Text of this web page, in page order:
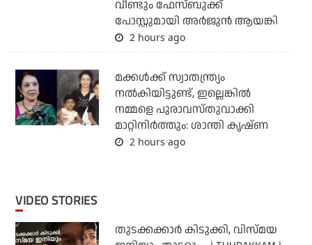
വീണ്ടും ഫേസ്ബുക്ക്
പോസ്റ്റുമായി അര്‍ജുന്‍ ആയങ്കി
2 hours ago
മക്കൾക്ക് സ്വാതന്ത്ര്യം
നൽകിയിട്ടുണ്ട്, ഇല്ലെങ്കിൽ
നമ്മളെ പുരാവസ്തുവാക്കി
മാറ്റിനിർത്തും: ശാന്തി കൃഷ്ണ
2 hours ago
VIDEO STORIES
തുടക്കക്കാര്‍ കിടുക്കി, വിസ്മയ